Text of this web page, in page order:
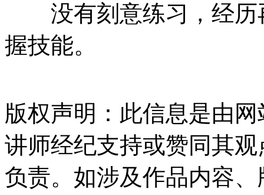
没有刻意练习，经历
握技能。
版权声明：此信息是由
讲师经纪支持或赞同其
负责。如涉及作品内容